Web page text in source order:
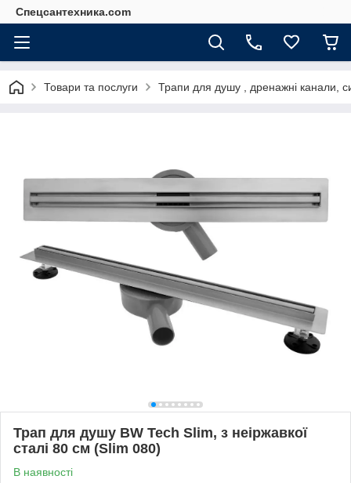
Спецсантехника.com
Товари та послуги Трапи для душу , дренажні канали,
Трап для душу BW Tech Slim, з неіржавкої
сталі 80 см (Slim 080)
В наявності